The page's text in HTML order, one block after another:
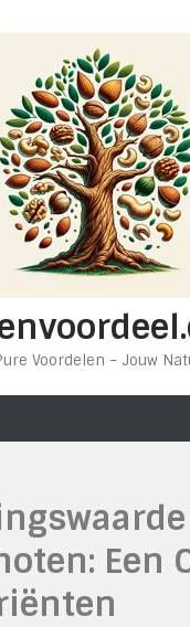
Voordelen – Jouw
Een